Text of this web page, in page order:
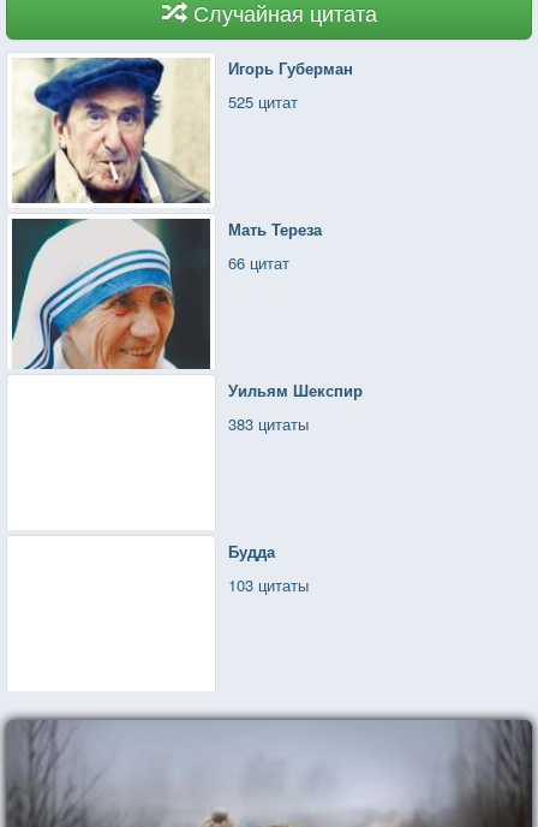
Случайная цитата
Игорь Губерман
525 цитат
Мать Тереза
66 цитат
Уильям Шекспир
383 цитаты
Будда
103 цитаты